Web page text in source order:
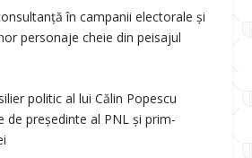
în campanii electorale și
personaje cheie din peisajul
politic al lui Călin Popescu
de președinte al PNL și prim-